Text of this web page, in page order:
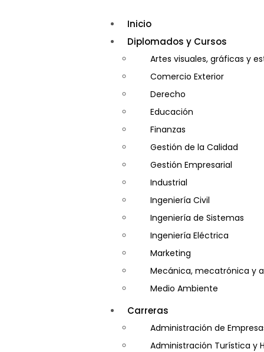
Inicio
Diplomados y Cursos
Artes visuales, gráficas y
Comercio Exterior
Derecho
Educación
Finanzas
Gestión de la Calidad
Gestión Empresarial
Industrial
Ingeniería Civil
Ingeniería de Sistemas
Ingeniería Eléctrica
Marketing
Mecánica, mecatrónica y
Medio Ambiente
Minería e Hidrocarburos
Salud y Psicología
Seguridad
Carreras
Administración de
Administración Turística y